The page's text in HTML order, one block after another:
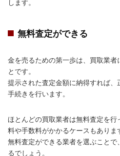
します。
無料査定ができる
金を売るための第一歩は、買取業者
とです。
提示された査定金額に納得すれば
手続きを行います。
ほとんどの買取業者は無料査定を
料や手数料がかかるケースもありま
無料査定ができる業者を選ぶことで
るでしょう。